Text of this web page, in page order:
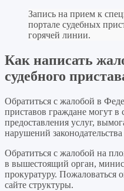
Запись на прием к
портале судебных
горячей линии.
Как написать
судебного
Обратиться с жалобой в
приставов граждане могут в
предоставления услуг,
нарушений
Обратиться с жалобой на
в вышестоящий орган,
прокуратуру.
сайте структуры.